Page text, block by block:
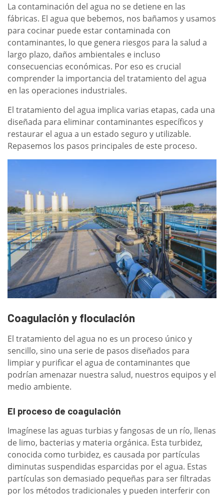
La contaminación del agua no se detiene en las
fábricas. El agua que bebemos, nos bañamos y usamos
para cocinar puede estar contaminada con
contaminantes, lo que genera riesgos para la salud a
largo plazo, daños ambientales e incluso
consecuencias económicas. Por eso es crucial
comprender la importancia del tratamiento del agua
en las operaciones industriales.
El tratamiento del agua implica varias etapas, cada una
diseñada para eliminar contaminantes específicos y
restaurar el agua a un estado seguro y utilizable.
Repasemos los pasos principales de este proceso.
Coagulación y floculación
El tratamiento del agua no es un proceso único y
sencillo, sino una serie de pasos diseñados para
limpiar y purificar el agua de contaminantes que
podrían amenazar nuestra salud, nuestros equipos y el
medio ambiente.
El proceso de coagulación
Imagínese las aguas turbias y fangosas de un río, llenas
de limo, bacterias y materia orgánica. Esta turbidez,
conocida como turbidez, es causada por partículas
diminutas suspendidas esparcidas por el agua. Estas
partículas son demasiado pequeñas para ser filtradas
por los métodos tradicionales y pueden interferir con